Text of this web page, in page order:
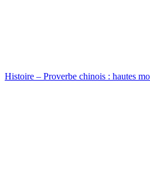
Histoire – Proverbe chinois : hautes